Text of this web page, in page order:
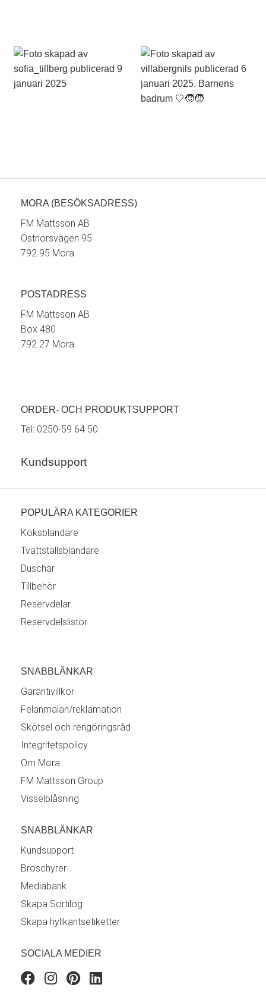
MORA (BESÖKSADRESS)
FM Mattsson AB
Östnorsvägen 95
792 95 Mora
POSTADRESS
FM Mattsson AB
Box 480
792 27 Mora
ORDER- OCH PRODUKTSUPPORT
Tel: 0250-59 64 50
Kundsupport
POPULÄRA KATEGORIER
Köksblandare
Tvättställsblandare
Duschar
Tillbehör
Reservdelar
Reservdelslistor
SNABBLÄNKAR
Garantivillkor
Felanmälan/reklamation
Skötsel och rengöringsråd
Integritetspolicy
Om Mora
FM Mattsson Group
Visselblåsning
SNABBLÄNKAR
Kundsupport
Broschyrer
Mediabank
Skapa Sortilog
Skapa hyllkantsetiketter
SOCIALA MEDIER
FacebookInstagram
Pinterest